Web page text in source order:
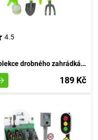
4.5
Kolekce drobného zahrádkáře
189 Kč